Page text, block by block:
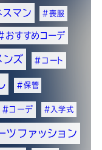
マン #喪服
おすすめコーデ
ズ #コート
#保管
#コーデ #入学式
ツファッション